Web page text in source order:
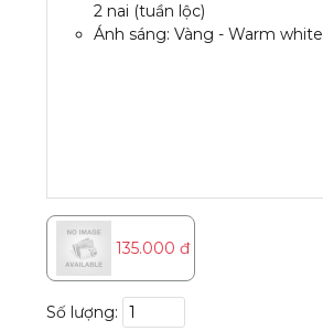
2 nai (tuần lộc)
Ánh sáng: Vàng - Warm white
135.000 đ
Số lượng: